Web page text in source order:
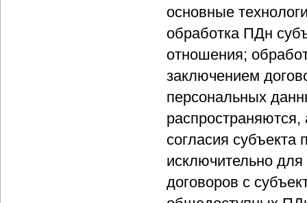
основные
обработка ПДн
отношения;
заключением
персональных
согласия
исключительно для
договоров с